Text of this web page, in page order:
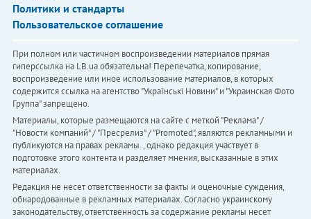
Политики и стандарты
Пользовательское соглашение
При полном или частичном воспроизведении материалов прямая
гиперссылка на LB.ua обязательна! Перепечатка, копирование,
воспроизведение или иное использование материалов, в которых
содержится ссылка на агентство "Українськi Новини" и "Украинская Фото
Группа" запрещено.
Материалы, которые размещаются на сайте с меткой "Реклама" /
"Новости компаний" / "Пресрелиз" / "Promoted", являются рекламными и
публикуются на правах рекламы. , однако редакция участвует в
подготовке этого контента и разделяет мнения, высказанные в этих
материалах.
Редакция не несет ответственности за факты и оценочные суждения,
обнародованные в рекламных материалах. Согласно украинскому
законодательству, ответственность за содержание рекламы несет